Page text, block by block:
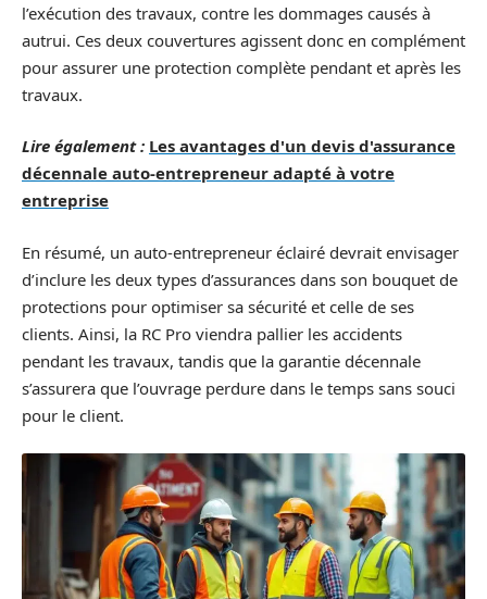
l’exécution des travaux, contre les dommages causés à
autrui. Ces deux couvertures agissent donc en complément
pour assurer une protection complète pendant et après les
travaux.
Lire également : Les avantages d'un devis d'assurance
décennale auto-entrepreneur adapté à votre
entreprise
En résumé, un auto-entrepreneur éclairé devrait envisager
d’inclure les deux types d’assurances dans son bouquet de
protections pour optimiser sa sécurité et celle de ses
clients. Ainsi, la RC Pro viendra pallier les accidents
pendant les travaux, tandis que la garantie décennale
s’assurera que l’ouvrage perdure dans le temps sans souci
pour le client.